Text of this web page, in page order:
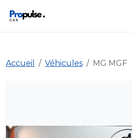
Accueil Véhicules MG MGF